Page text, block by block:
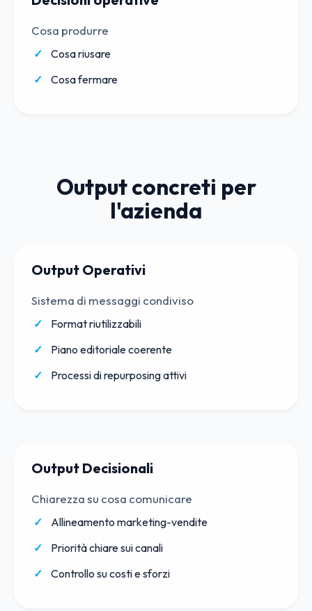
Cosa produrre
Cosa riusare
Cosa fermare
Output concreti per
l'azienda
Output Operativi
Sistema di messaggi condiviso
Format riutilizzabili
Piano editoriale coerente
Processi di repurposing attivi
Output Decisionali
Chiarezza su cosa comunicare
Allineamento marketing-vendite
Priorità chiare sui canali
Controllo su costi e sforzi